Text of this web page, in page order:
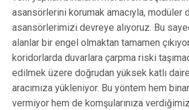
asansörlerini korumak amacıyla, modüler
asansörlerimizi devreye alıyoruz. Bu
alanlar bir engel olmaktan tamamen
koridorlarda duvarlara çarpma riski
edilmek üzere doğrudan yüksek katlı
aracımıza yükleniyor. Bu yöntem hem
vermiyor hem de komşularınıza verdiğimiz